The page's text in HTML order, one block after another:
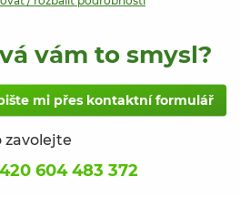
vám to smysl?
mi přes kontaktní formulář
zavolejte
604 483 372